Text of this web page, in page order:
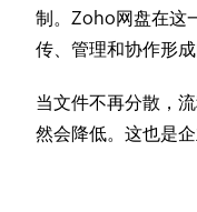
制。Zoho网盘在这
传、管理和协作形成
当文件不再分散，
然会降低。这也是